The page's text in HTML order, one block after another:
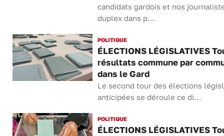
candidats gardois et nos
duplex dans p...
POLITIQUE
ÉLECTIONS LÉGISLATIVES
résultats commune par
dans le Gard
Le second tour des élections
anticipées se déroule ce di...
POLITIQUE
ÉLECTIONS LÉGISLATIVES